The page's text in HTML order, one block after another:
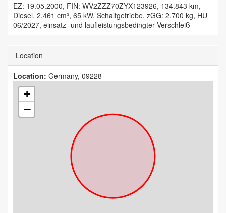
EZ: 19.05.2000, FIN: WV2ZZZ70ZYX123926, 134.843 km,
Diesel, 2.461 cm³, 65 kW, Schaltgetriebe, zGG: 2.700 kg, HU
06/2027, einsatz- und laufleistungsbedingter Verschleiß
Location
Location: Germany, 09228
+
−